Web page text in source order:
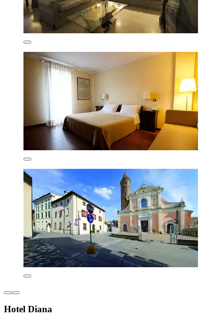
Hotel Diana